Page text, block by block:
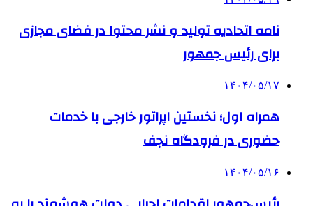
نامه اتحادیه تولید و نشر محتوا در فضای مجازی
برای رئیس جمهور
۱۴۰۴/۰۵/۱۷
همراه اول؛ نخستین اپراتور خارجی با خدمات
حضوری در فرودگاه نجف
۱۴۰۴/۰۵/۱۶